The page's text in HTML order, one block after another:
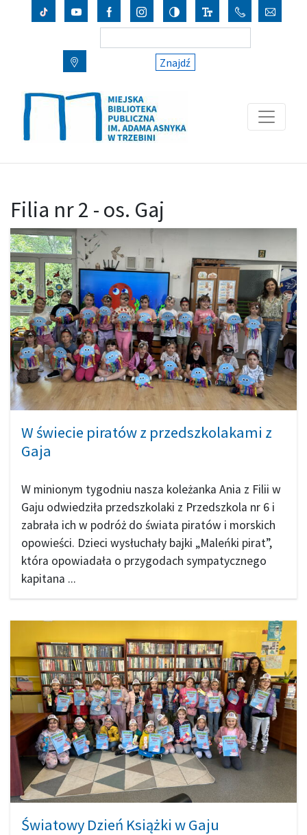
Znajdź
Filia nr 2 - os. Gaj
W świecie piratów z przedszkolakami z
Gaja
W minionym tygodniu nasza koleżanka Ania z Filii w
Gaju odwiedziła przedszkolaki z Przedszkola nr 6 i
zabrała ich w podróż do świata piratów i morskich
opowieści. Dzieci wysłuchały bajki „Maleńki pirat”,
która opowiadała o przygodach sympatycznego
kapitana ...
Światowy Dzień Książki w Gaju